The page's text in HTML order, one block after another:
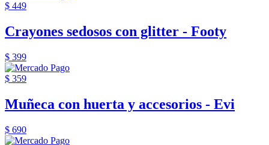
$ 449
Crayones sedosos con glitter - Footy
$ 399
$ 359
Muñeca con huerta y accesorios - Evi
$ 690